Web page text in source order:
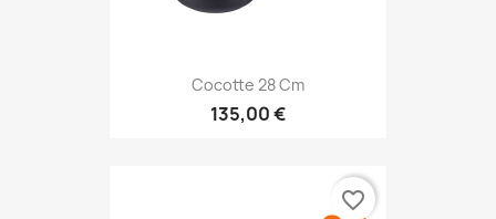
Cocotte 28 Cm
135,00 €
favorite_border